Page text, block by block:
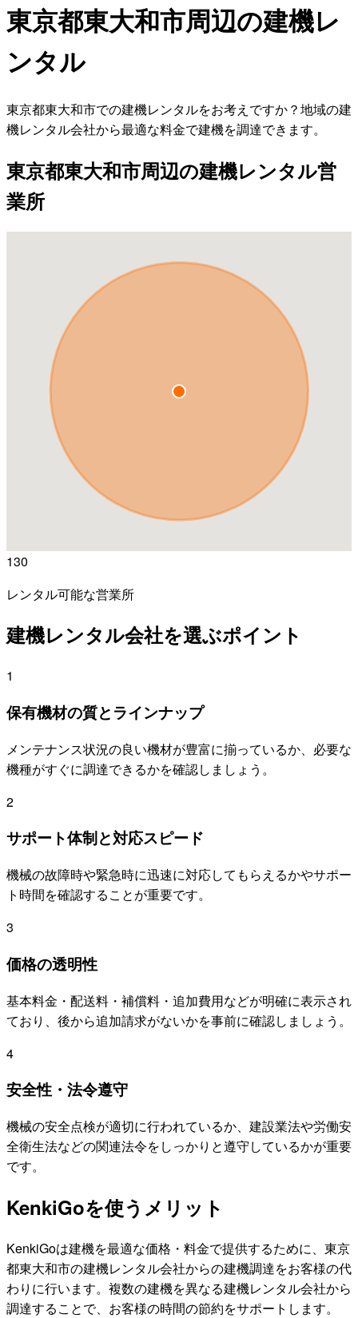
東京都東大和市周辺の建機レ
ンタル
東京都東大和市での建機レンタルをお考えですか？地域の建
機レンタル会社から最適な料金で建機を調達できます。
東京都東大和市周辺の建機レンタル営
業所
130
レンタル可能な営業所
建機レンタル会社を選ぶポイント
1
保有機材の質とラインナップ
メンテナンス状況の良い機材が豊富に揃っているか、必要な
機種がすぐに調達できるかを確認しましょう。
2
サポート体制と対応スピード
機械の故障時や緊急時に迅速に対応してもらえるかやサポー
ト時間を確認することが重要です。
3
価格の透明性
基本料金・配送料・補償料・追加費用などが明確に表示され
ており、後から追加請求がないかを事前に確認しましょう。
4
安全性・法令遵守
機械の安全点検が適切に行われているか、建設業法や労働安
全衛生法などの関連法令をしっかりと遵守しているかが重要
です。
KenkiGoを使うメリット
KenkiGoは建機を最適な価格・料金で提供するために、 東京
都東大和市の建機レンタル会社からの建機調達をお客様の代
わりに行います。複数の建機を異なる建機レンタル会社から
調達することで、お客様の時間の節約をサポートします。